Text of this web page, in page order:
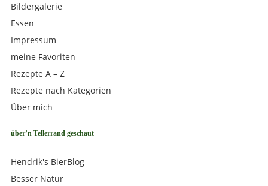
Bildergalerie
Essen
Impressum
meine Favoriten
Rezepte A – Z
Rezepte nach Kategorien
Über mich
über’n Tellerrand geschaut
Hendrik's BierBlog
Besser Natur